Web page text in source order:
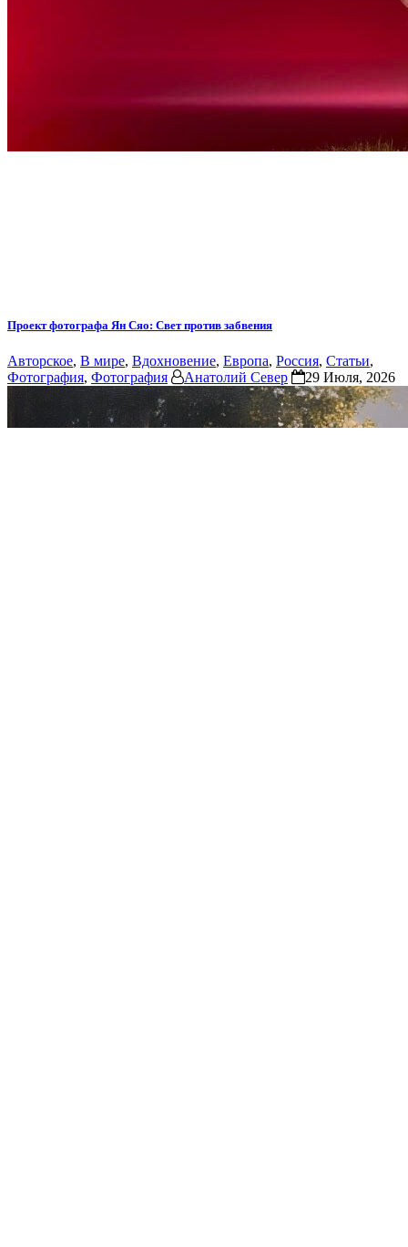
Проект фотографа Ян Сяо: Свет против забвения
Авторское, В мире, Вдохновение, Европа, Россия, Статьи,
Фотография, Фотография Анатолий Север 29 Июля, 2026